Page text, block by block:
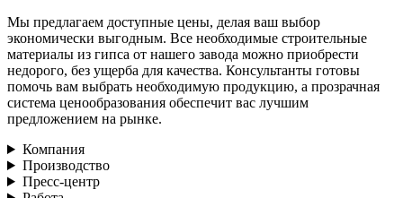
Мы предлагаем доступные цены, делая ваш выбор
экономически выгодным. Все необходимые строительные
материалы из гипса от нашего завода можно приобрести
недорого, без ущерба для качества. Консультанты готовы
помочь вам выбрать необходимую продукцию, а прозрачная
система ценообразования обеспечит вас лучшим
предложением на рынке.
Компания
Производство
Пресс-центр